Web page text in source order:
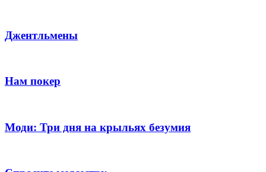
Джентльмены
Нам покер
Моди: Три дня на крыльях безумия